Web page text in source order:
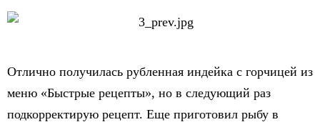
Отлично получилась рубленная индейка с горчицей из
меню «Быстрые рецепты», но в следующий раз
подкорректирую рецепт. Еще приготовил рыбу в